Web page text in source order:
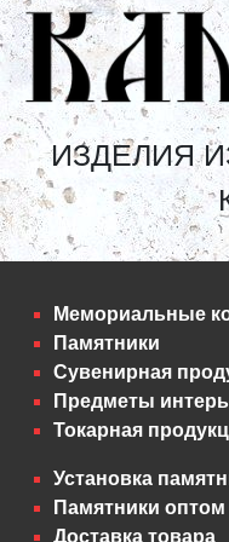
ИЗДЕЛИЯ
Мемориальные
Памятники
Сувенирная
Предметы
Токарная
Установка
Памятники оптом
Доставка товара